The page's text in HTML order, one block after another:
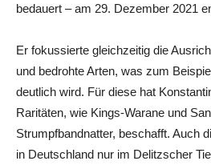
bedauert – am 29. Dezember 2021
Er fokussierte gleichzeitig die
und bedrohte Arten, was zum
deutlich wird. Für diese hat
Raritäten, wie Kings-Warane und
Strumpfbandnatter, beschafft. Auch
in Deutschland nur im Delitzscher